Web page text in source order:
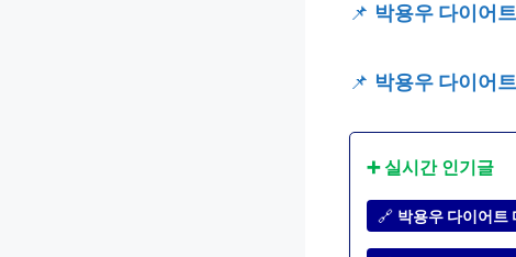
📌 박용우 다이어
📌 박용우 다이어
➕ 실시간 인기글
🔗 박용우 다이어트